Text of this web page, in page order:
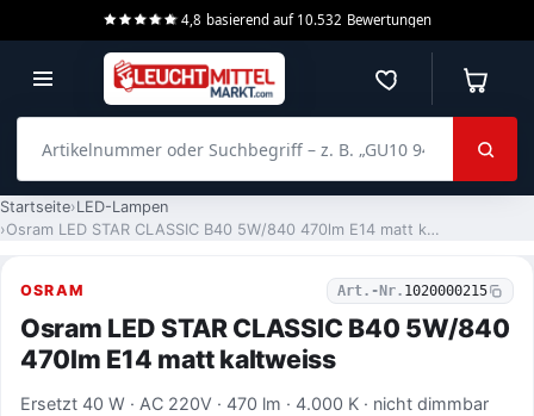
4,8 basierend auf 10.532 Bewertungen
Merkzettel
Startseite LED-Lampen
Osram LED STAR CLASSIC B40 5W/840 470lm E14 matt kaltweiss
OSRAM Art.-Nr. 1020000215
Osram LED STAR CLASSIC B40 5W/840
470lm E14 matt kaltweiss
Ersetzt 40 W · AC 220V · 470 lm · 4.000 K · nicht dimmbar